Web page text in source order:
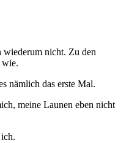
wiederum nicht. Zu den
wie.
nämlich das erste Mal.
meine Launen eben nicht